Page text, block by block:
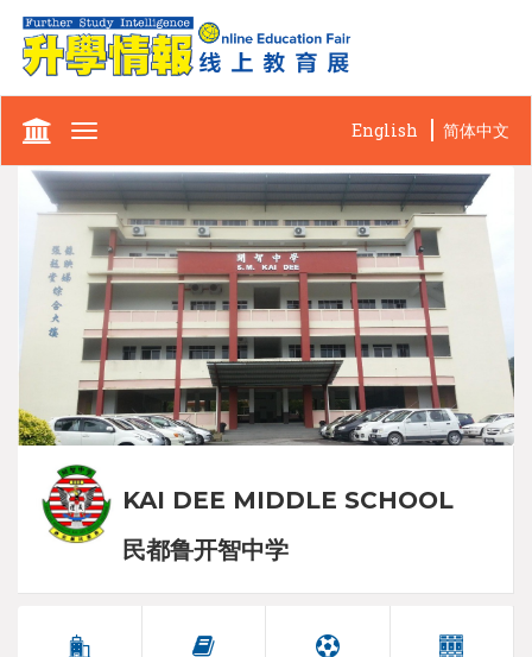
Toggle
English 简体中文
KAI DEE MIDDLE SCHOOL
民都鲁开智中学